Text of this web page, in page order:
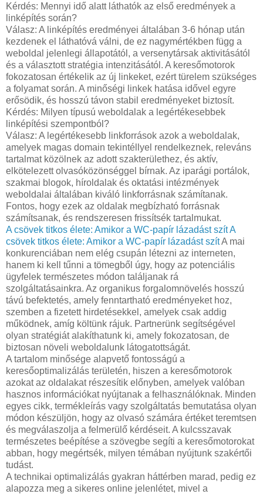
Kérdés: Mennyi idő alatt láthatók az első eredmények a
linképítés során?
Válasz: A linképítés eredményei általában 3-6 hónap után
kezdenek el láthatóvá válni, de ez nagymértékben függ a
weboldal jelenlegi állapotától, a versenytársak aktivitásától
és a választott stratégia intenzitásától. A keresőmotorok
fokozatosan értékelik az új linkeket, ezért türelem szükséges
a folyamat során. A minőségi linkek hatása idővel egyre
erősödik, és hosszú távon stabil eredményeket biztosít.
Kérdés: Milyen típusú weboldalak a legértékesebbek
linképítési szempontból?
Válasz: A legértékesebb linkforrások azok a weboldalak,
amelyek magas domain tekintéllyel rendelkeznek, releváns
tartalmat közölnek az adott szakterülethez, és aktív,
elkötelezett olvasóközönséggel bírnak. Az iparági portálok,
szakmai blogok, híroldalak és oktatási intézmények
weboldalai általában kiváló linkforrásnak számítanak.
Fontos, hogy ezek az oldalak megbízható forrásnak
számítsanak, és rendszeresen frissítsék tartalmukat.
A csövek titkos élete: Amikor a WC-papír lázadást szítA
csövek titkos élete: Amikor a WC-papír lázadást szítA mai
konkurenciában nem elég csupán létezni az interneten,
hanem ki kell tűnni a tömegből úgy, hogy az potenciális
ügyfelek természetes módon találjanak rá
szolgáltatásainkra. Az organikus forgalomnövelés hosszú
távú befektetés, amely fenntartható eredményeket hoz,
szemben a fizetett hirdetésekkel, amelyek csak addig
működnek, amíg költünk rájuk. Partnerünk segítségével
olyan stratégiát alakíthatunk ki, amely fokozatosan, de
biztosan növeli weboldalunk látogatottságát.
A tartalom minősége alapvető fontosságú a
keresőoptimalizálás területén, hiszen a keresőmotorok
azokat az oldalakat részesítik előnyben, amelyek valóban
hasznos információkat nyújtanak a felhasználóknak. Minden
egyes cikk, termékleírás vagy szolgáltatás bemutatása olyan
módon készüljön, hogy az olvasó számára értéket teremtsen
és megválaszolja a felmerülő kérdéseit. A kulcsszavak
természetes beépítése a szövegbe segíti a keresőmotorokat
abban, hogy megértsék, milyen témában nyújtunk szakértői
tudást.
A technikai optimalizálás gyakran háttérben marad, pedig ez
alapozza meg a sikeres online jelenlétet, mivel a